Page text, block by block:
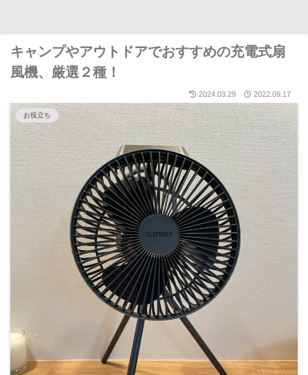
キャンプやアウトドアでおすすめの充電式扇
風機、厳選２種！
2024.03.29 2022.09.17
お役立ち